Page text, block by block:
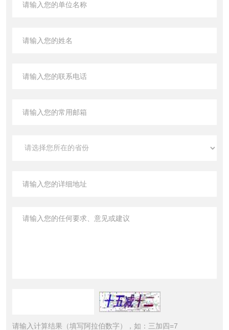
请输入计算结果（填写阿拉伯数字），如：三加四=7